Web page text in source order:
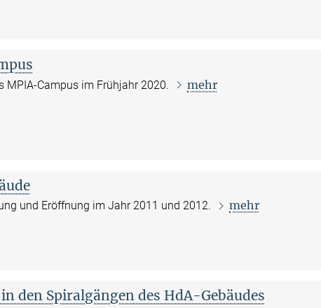
MPIA-Campus im Frühjahr 2020. mehr
und Eröffnung im Jahr 2011 und 2012. mehr
den Spiralgängen des HdA-Gebäudes